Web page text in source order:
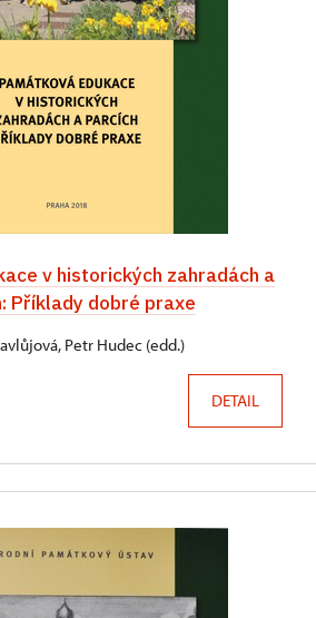
v historických zahradách a
Příklady dobré praxe
Petr Hudec (edd.)
DETAIL